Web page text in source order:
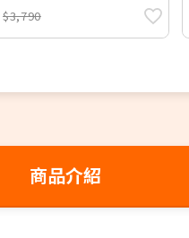
$3,790
商品介紹